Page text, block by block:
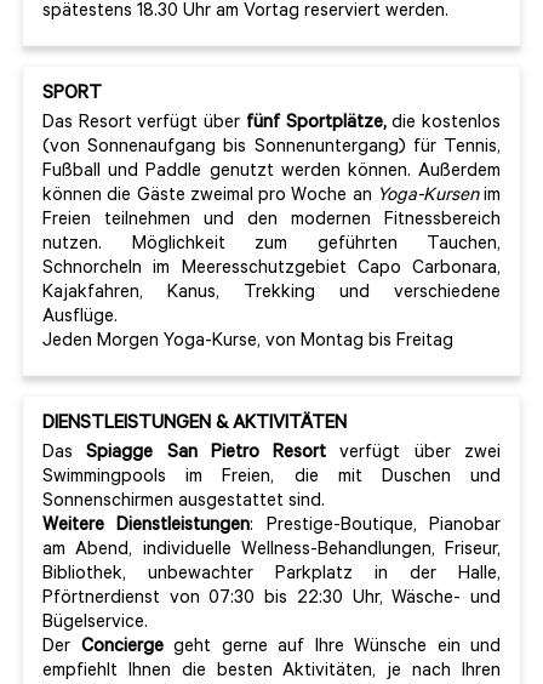
spätestens 18.30 Uhr am Vortag reserviert werden.
SPORT
Das Resort verfügt über fünf Sportplätze,die kostenlos
(von Sonnenaufgang bis Sonnenuntergang) für Tennis,
Fußball und Paddle genutzt werden können. Außerdem
können die Gäste zweimal pro Woche an Yoga-Kursenim
Freien teilnehmen und den modernen Fitnessbereich
nutzen. Möglichkeit zum geführten Tauchen,
Schnorcheln im Meeresschutzgebiet Capo Carbonara,
Kajakfahren, Kanus, Trekking und verschiedene
Ausflüge.
Jeden Morgen Yoga-Kurse, von Montag bis Freitag
DIENSTLEISTUNGEN & AKTIVITÄTEN
DasSpiagge San Pietro Resort verfügt über zwei
Swimmingpools im Freien, die mit Duschen und
Sonnenschirmen ausgestattet sind.
Weitere Dienstleistungen: Prestige-Boutique, Pianobar
am Abend, individuelle Wellness-Behandlungen, Friseur,
Bibliothek, unbewachter Parkplatz in der Halle,
Pförtnerdienst von 07:30 bis 22:30 Uhr, Wäsche- und
Bügelservice.
Der Conciergegeht gerne auf Ihre Wünsche ein und
empfiehlt Ihnen die besten Aktivitäten, je nach Ihren